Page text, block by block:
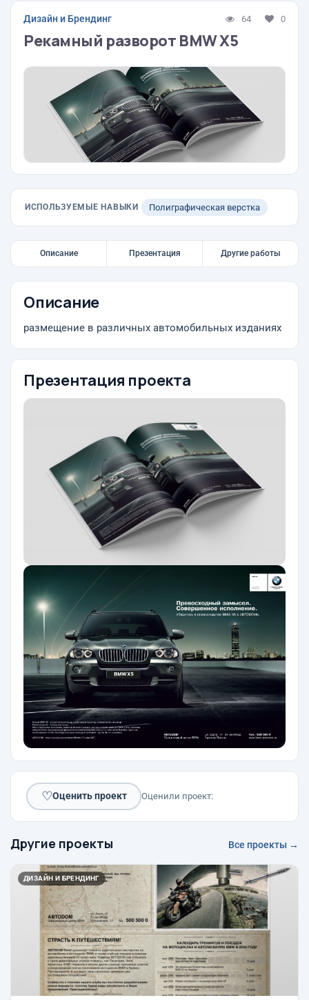
Дизайн и Брендинг 64 0
Рекамный разворот BMW X5
ИСПОЛЬЗУЕМЫЕ НАВЫКИ Полиграфическая верстка
Описание Презентация Другие работы
Описание
размещение в различных автомобильных изданиях
Презентация проекта
♡Оценить проект Оценили проект:
Другие проекты Все проекты →
ДИЗАЙН И БРЕНДИНГ